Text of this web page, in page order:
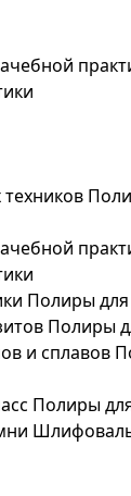
Полиры
Полиры
Полиры